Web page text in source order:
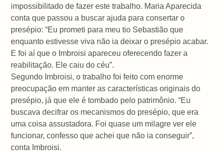
impossibilitado de fazer este trabalho. Maria Aparecida
conta que passou a buscar ajuda para consertar o
presépio: “Eu prometi para meu tio Sebastião que
enquanto estivesse viva não ia deixar o presépio acabar.
E foi aí que o Imbroisi apareceu oferecendo fazer a
reabilitação. Ele caiu do céu”.
Segundo Imbroisi, o trabalho foi feito com enorme
preocupação em manter as características originais do
presépio, já que ele é tombado pelo patrimônio. “Eu
buscava decifrar os mecanismos do presépio, que era
uma coisa assustadora. Foi quase um milagre ver ele
funcionar, confesso que achei que não ia conseguir”,
conta Imbroisi.